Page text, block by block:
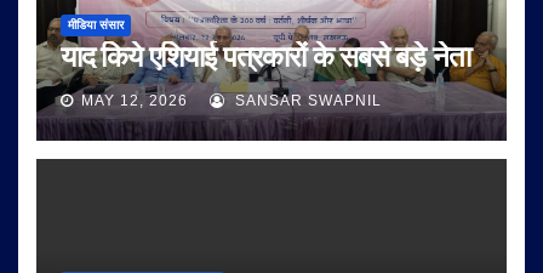
मीडिया संसार
याद किये एशियाई पत्रकारों के सबसे बड़े नेता
MAY 12, 2026 SANSAR SWAPNIL